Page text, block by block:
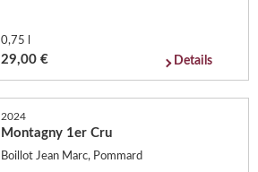
0,75 l
29,00 € Details
2024
Montagny 1er Cru
Boillot Jean Marc, Pommard